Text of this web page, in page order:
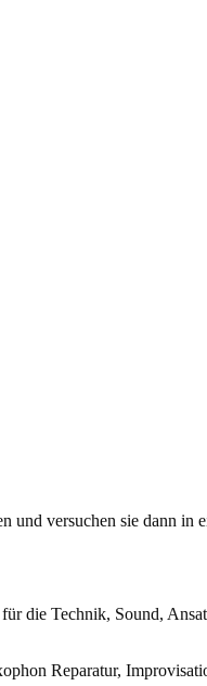
versuchen sie dann in
die Technik, Sound,
Reparatur,